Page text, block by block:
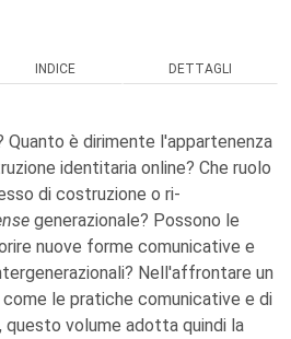
INDICE DETTAGLI
Quanto è dirimente l'appartenenza
identitaria online? Che ruolo
di costruzione o ri-
generazionale? Possono le
nuove forme comunicative e
Nell'affrontare un
le pratiche comunicative e di
questo volume adotta quindi la